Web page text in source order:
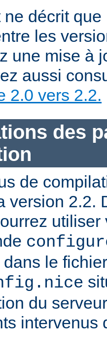
décrit
les
une mise à
aussi
2.0 vers 2.2.
des
de
version 2.2.
le fichier
du
intervenus